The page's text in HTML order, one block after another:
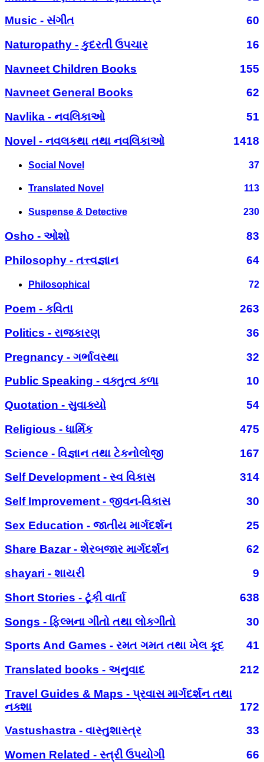
Music - સંગીત
60
Naturopathy - કુદરતી ઉપચાર
16
Navneet Children Books
155
Navneet General Books
62
Navlika - નવલિકાઓ
51
Novel - નવલકથા તથા નવલિકાઓ
1418
Social Novel 37
Translated Novel 113
Suspense & Detective 230
Osho - ઓશો
83
Philosophy - તત્ત્વજ્ઞાન
64
Philosophical 72
Poem - કવિતા
263
Politics - રાજકારણ
36
Pregnancy - ગર્ભાવસ્થા
32
Public Speaking - વક્તુત્વ કળા
10
Quotation - સુવાક્યો
54
Religious - ધાર્મિક
475
Science - વિજ્ઞાન તથા ટેકનોલોજી
167
Self Development - સ્વ વિકાસ
314
Self Improvement - જીવન-વિકાસ
30
Sex Education - જાતીય માર્ગદર્શન
25
Share Bazar - શેરબજાર માર્ગદર્શન
62
shayari - શાયરી
9
Short Stories - ટૂંકી વાર્તા
638
Songs - ફિલ્મના ગીતો તથા લોકગીતો
30
Sports And Games - રમત ગમત તથા ખેલ કૂદ
41
Translated books - અનુવાદ
212
Travel Guides & Maps - પ્રવાસ માર્ગદર્શન તથા
નક્શા
172
Vastushastra - વાસ્તુશાસ્ત્ર
33
Women Related - સ્ત્રી ઉપયોગી
66